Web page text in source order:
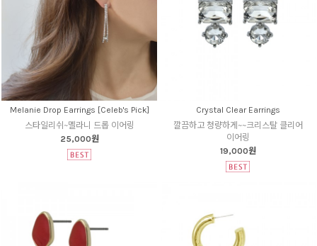
Melanie Drop Earrings [Celeb's Pick]
스타일리쉬~멜라니 드롭 이어링
25,000원
Crystal Clear Earrings
깔끔하고 청량하게~~크리스탈 클리어
이어링
19,000원